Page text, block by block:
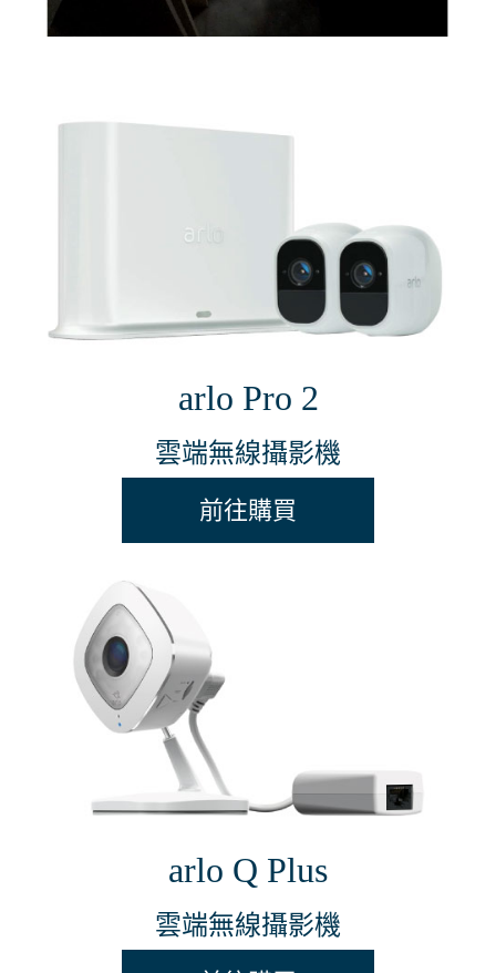
arlo Pro 2
雲端無線攝影機
前往購買
arlo Q Plus
雲端無線攝影機